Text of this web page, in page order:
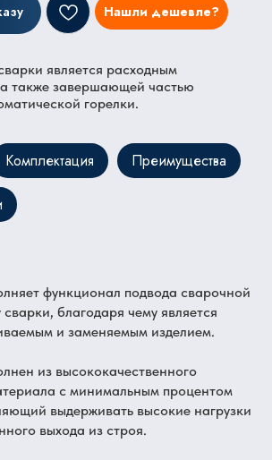
Нашли дешевле?
является расходным
также завершающей частью
горелки.
Комплектация Преимущества
функционал подвода сварочной
благодаря чему является
и заменяемым изделием.
из высококачественного
с минимальным процентом
выдерживать высокие нагрузки
выхода из строя.